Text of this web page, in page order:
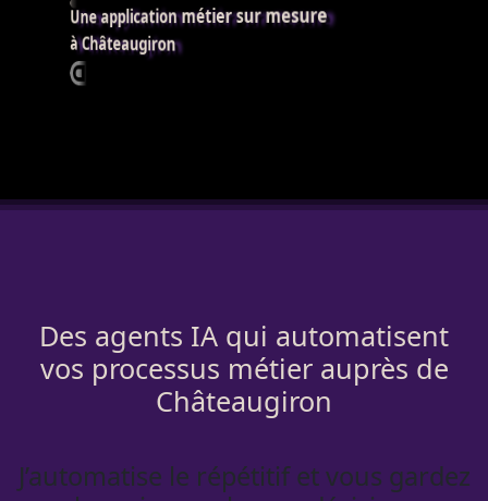
Une application métier sur mesure
à Châteaugiron
Des agents IA qui automatisent
vos processus métier auprès de
Châteaugiron
J’automatise le répétitif et vous gardez